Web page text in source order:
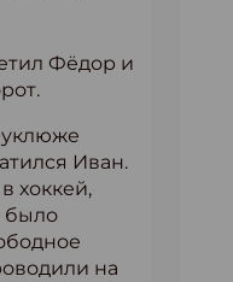
Фёдор и
Иван.
хоккей,
было
на